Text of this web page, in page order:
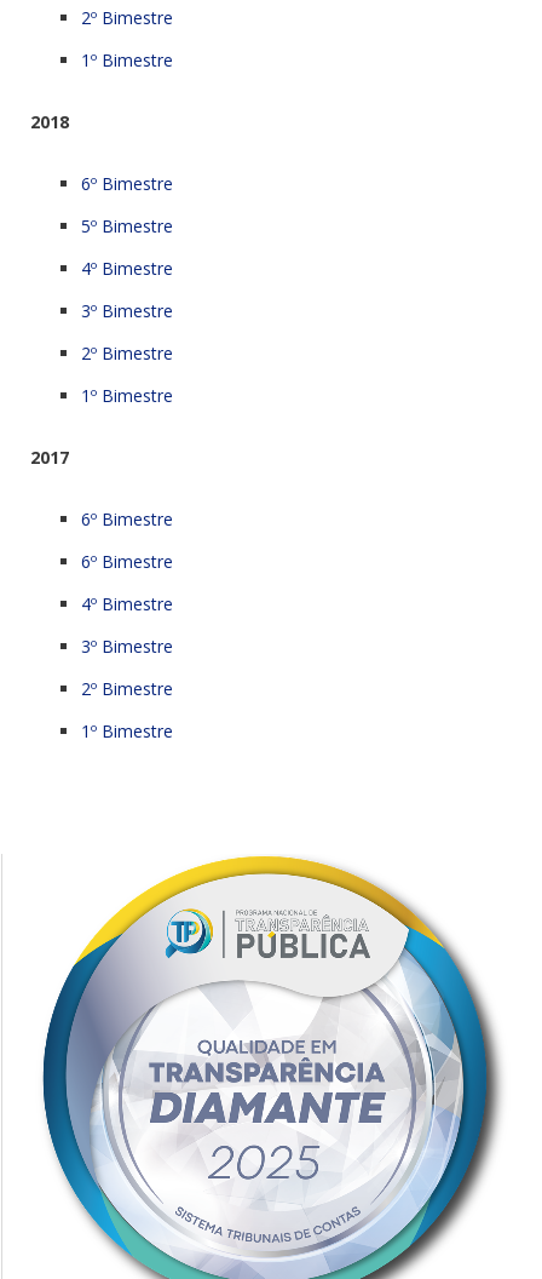
2º Bimestre
1º Bimestre
2018
6º Bimestre
5º Bimestre
4º Bimestre
3º Bimestre
2º Bimestre
1º Bimestre
2017
6º Bimestre
6º Bimestre
4º Bimestre
3º Bimestre
2º Bimestre
1º Bimestre